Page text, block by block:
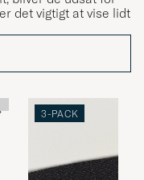
det vigtigt at vise lidt
3-PACK